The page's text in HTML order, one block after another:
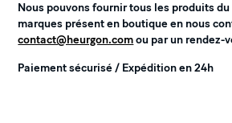
Nous pouvons fournir tous les produits
marques présent en boutique en nous
contact@heurgon.comou par un rendez-
Paiement sécurisé / Expédition en 24h